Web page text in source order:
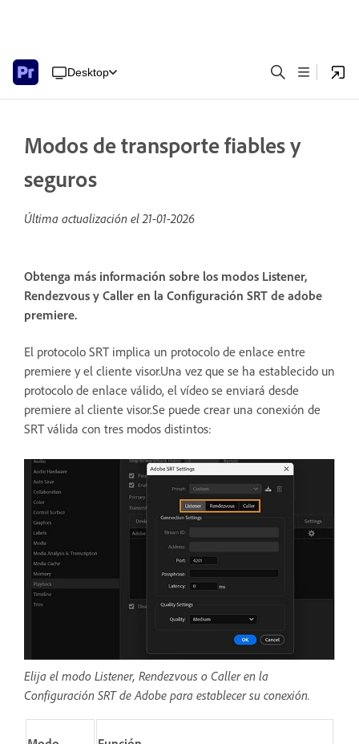
Desktop
Modos de transporte fiables y
seguros
Última actualización el21-01-2026
Obtenga más información sobre los modos Listener,
Rendezvous y Caller en la Configuración SRT de adobe
premiere.
El protocolo SRT implica un protocolo de enlace entre
premiere y el cliente visor.Una vez que se ha establecido un
protocolo de enlace válido, el vídeo se enviará desde
premiere al cliente visor.Se puede crear una conexión de
SRT válida con tres modos distintos:
Elija el modo Listener, Rendezvous o Caller en la
Configuración SRT de Adobe para establecer su conexión.